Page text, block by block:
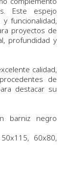
Este espejo
funcionalidad,
proyectos de
profundidad y
calidad,
de
destacar su
barniz negro
60x80,